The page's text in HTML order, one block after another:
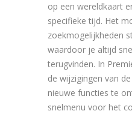
op een wereldkaart
specifieke tijd. Het
zoekmogelijkheden
waardoor je altijd
terugvinden. In
de wijzigingen van
nieuwe functies te
snelmenu voor het